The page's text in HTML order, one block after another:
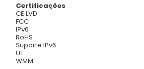
Certificações
CE LVD
FCC
IPv6
RoHS
Suporte IPv6
UL
WMM